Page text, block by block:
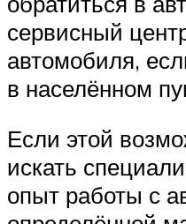
сервисный
автомобиля,
в населённом
Если этой
искать
опыт работы с